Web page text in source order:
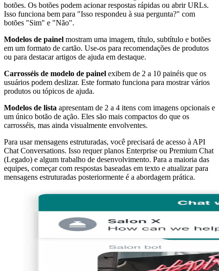
botões. Os botões podem acionar respostas rápidas ou abrir URLs.
Isso funciona bem para "Isso respondeu à sua pergunta?" com
botões "Sim" e "Não".
Modelos de painel mostram uma imagem, título, subtítulo e botões
em um formato de cartão. Use-os para recomendações de produtos
ou para destacar artigos de ajuda em destaque.
Carrosséis de modelo de painel exibem de 2 a 10 painéis que os
usuários podem deslizar. Este formato funciona para mostrar vários
produtos ou tópicos de ajuda.
Modelos de lista apresentam de 2 a 4 itens com imagens opcionais e
um único botão de ação. Eles são mais compactos do que os
carrosséis, mas ainda visualmente envolventes.
Para usar mensagens estruturadas, você precisará de acesso à API
Chat Conversations. Isso requer planos Enterprise ou Premium Chat
(Legado) e algum trabalho de desenvolvimento. Para a maioria das
equipes, começar com respostas baseadas em texto e atualizar para
mensagens estruturadas posteriormente é a abordagem prática.